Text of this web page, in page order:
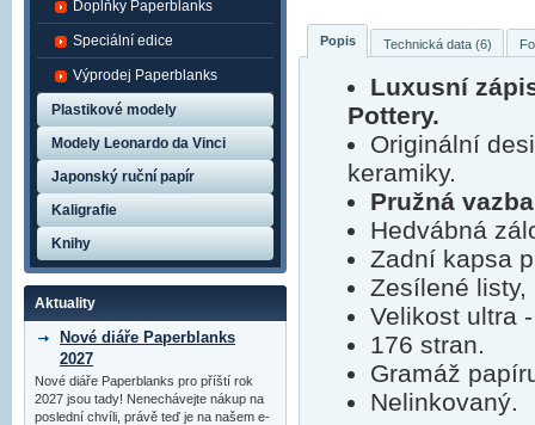
Popis Technická data (6)
Luxusní
Pottery.
Originální
keramiky.
Pružná
Hedvábná
Zadní kapsa
Zesílené
Velikost ultra
176 stran.
Gramáž
Nelinkovaný.
Doplňky Paperblanks
Speciální edice
Výprodej Paperblanks
Plastikové modely
Modely Leonardo da Vinci
Japonský ruční papír
Kaligrafie
Knihy
Aktuality
Nové diáře Paperblanks
2027
Nové diáře Paperblanks pro příští rok
2027 jsou tady! Nenechávejte nákup na
poslední chvíli, právě teď je na našem e-